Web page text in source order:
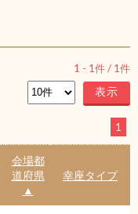
1 - 1件 / 1件
1
会場都
道府県
▲
幸座タイプ